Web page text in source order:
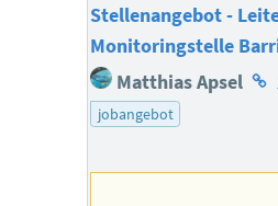
Stellenangebot -
Monitoringstelle
Matthias Apsel
jobangebot